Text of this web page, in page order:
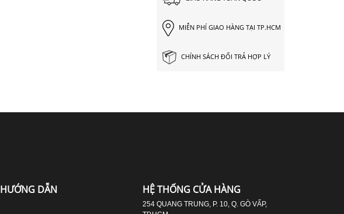
MIỄN PHÍ GIAO HÀNG TẠI TP.HCM
CHÍNH SÁCH ĐỔI TRẢ HỢP LÝ
HƯỚNG DẪN HỆ THỐNG CỬA HÀNG
254 QUANG TRUNG, P. 10, Q. GÒ VẤP,